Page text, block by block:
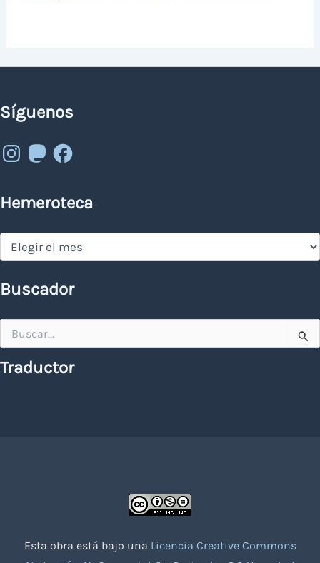
Síguenos
Instagram
MastodonFacebook
Hemeroteca
Hemeroteca
Buscador
por:
Traductor
Esta obra está bajo una Licencia Creative Commons